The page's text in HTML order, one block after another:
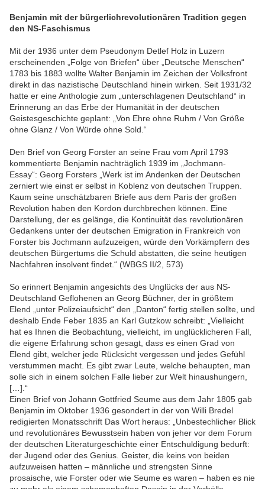
Benjamin mit der bürgerlichrevolutionären Tradition gegen
den NS-Faschismus
Mit der 1936 unter dem Pseudonym Detlef Holz in Luzern
erscheinenden „Folge von Briefen“ über „Deutsche Menschen“
1783 bis 1883 wollte Walter Benjamin im Zeichen der Volksfront
direkt in das nazistische Deutschland hinein wirken. Seit 1931/32
hatte er eine Anthologie zum „unterschlagenen Deutschland“ in
Erinnerung an das Erbe der Humanität in der deutschen
Geistesgeschichte geplant: „Von Ehre ohne Ruhm / Von Größe
ohne Glanz / Von Würde ohne Sold.“
Den Brief von Georg Forster an seine Frau vom April 1793
kommentierte Benjamin nachträglich 1939 im „Jochmann-
Essay“: Georg Forsters „Werk ist im Andenken der Deutschen
zerniert wie einst er selbst in Koblenz von deutschen Truppen.
Kaum seine unschätzbaren Briefe aus dem Paris der großen
Revolution haben den Kordon durchbrechen können. Eine
Darstellung, der es gelänge, die Kontinuität des revolutionären
Gedankens unter der deutschen Emigration in Frankreich von
Forster bis Jochmann aufzuzeigen, würde den Vorkämpfern des
deutschen Bürgertums die Schuld abstatten, die seine heutigen
Nachfahren insolvent findet.“ (WBGS II/2, 573)
So erinnert Benjamin angesichts des Unglücks der aus NS-
Deutschland Geflohenen an Georg Büchner, der in größtem
Elend „unter Polizeiaufsicht“ den „Danton“ fertig stellen sollte, und
deshalb Ende Feber 1835 an Karl Gutzkow schreibt: „Vielleicht
hat es Ihnen die Beobachtung, vielleicht, im unglücklicheren Fall,
die eigene Erfahrung schon gesagt, dass es einen Grad von
Elend gibt, welcher jede Rücksicht vergessen und jedes Gefühl
verstummen macht. Es gibt zwar Leute, welche behaupten, man
solle sich in einem solchen Falle lieber zur Welt hinaushungern,
[…].“
Einen Brief von Johann Gottfried Seume aus dem Jahr 1805 gab
Benjamin im Oktober 1936 gesondert in der von Willi Bredel
redigierten Monatsschrift Das Wort heraus: „Unbestechlicher Blick
und revolutionäres Bewusstsein haben von jeher vor dem Forum
der deutschen Literaturgeschichte einer Entschuldigung bedurft:
der Jugend oder des Genius. Geister, die keins von beiden
aufzuweisen hatten – männliche und strengsten Sinne
prosaische, wie Forster oder wie Seume es waren – haben es nie